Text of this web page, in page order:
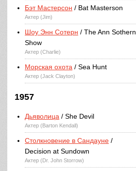
Бэт Мастерсон / Bat Masterson
Актер (Jim)
Шоу Энн Сотерн / The Ann Sothern
Show
Актер (Charlie)
Морская охота / Sea Hunt
Актер (Jack Clayton)
1957
Дьяволица / She Devil
Актер (Barton Kendall)
Столкновение в Сандауне /
Decision at Sundown
Актер (Dr. John Storrow)